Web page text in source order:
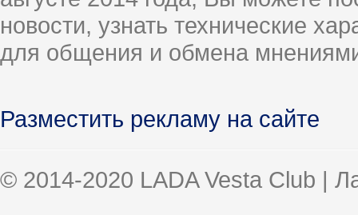
новости, узнать технические
для общения и обмена
Разместить рекламу на сайте
© 2014-2020 LADA Vesta Club |